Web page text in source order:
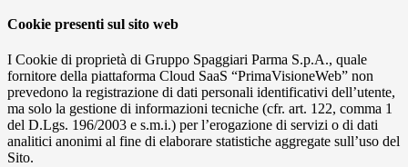
Cookie presenti sul sito web
I Cookie di proprietà di Gruppo Spaggiari Parma S.p.A., quale
fornitore della piattaforma Cloud SaaS “PrimaVisioneWeb” non
prevedono la registrazione di dati personali identificativi dell’utente,
ma solo la gestione di informazioni tecniche (cfr. art. 122, comma 1
del D.Lgs. 196/2003 e s.m.i.) per l’erogazione di servizi o di dati
analitici anonimi al fine di elaborare statistiche aggregate sull’uso del
Sito.